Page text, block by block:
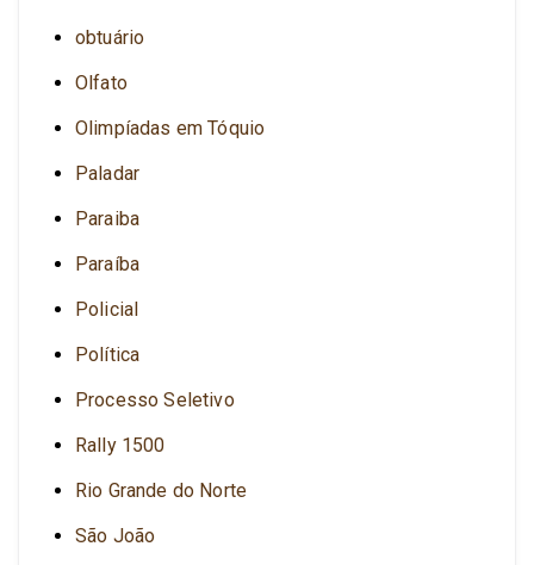
obtuário
Olfato
Olimpíadas em Tóquio
Paladar
Paraiba
Paraíba
Policial
Política
Processo Seletivo
Rally 1500
Rio Grande do Norte
São João